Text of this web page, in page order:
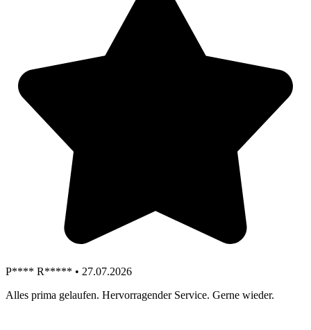
P**** R***** • 27.07.2026
Alles prima gelaufen. Hervorragender Service. Gerne wieder.